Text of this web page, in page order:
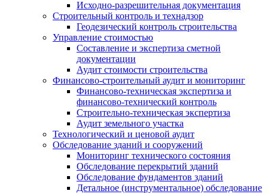
Исходно-разрешительная документация
Строительный контроль и технадзор
Геодезический контроль строительства
Управление стоимостью
Составление и экспертиза сметной
документации
Аудит стоимости строительства
Финансово-строительный аудит и мониторинг
Финансово-техническая экспертиза и
финансово-технический контроль
Строительно-техническая экспертиза
Аудит земельного участка
Технологический и ценовой аудит
Обследование зданий и сооружений
Мониторинг технического состояния
Обследование перекрытий зданий
Обследование фундаментов зданий
Детальное (инструментальное) обследование